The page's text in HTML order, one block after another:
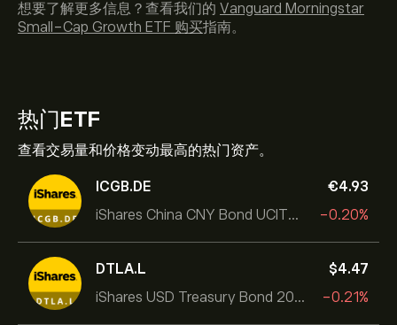
热门ETF
查看交易量和价格变动最高的热门资产。
ICGB.DE
iShares China CNY Bond UCITS ETF
‎€‎4.93
-0.20%
DTLA.L
iShares USD Treasury Bond 20+yr UCITS ETF
‎$‎4.47
-0.21%
想要了解更多信息？查看我们的 Vanguard Morningstar
Small-Cap Growth ETF 购买指南。